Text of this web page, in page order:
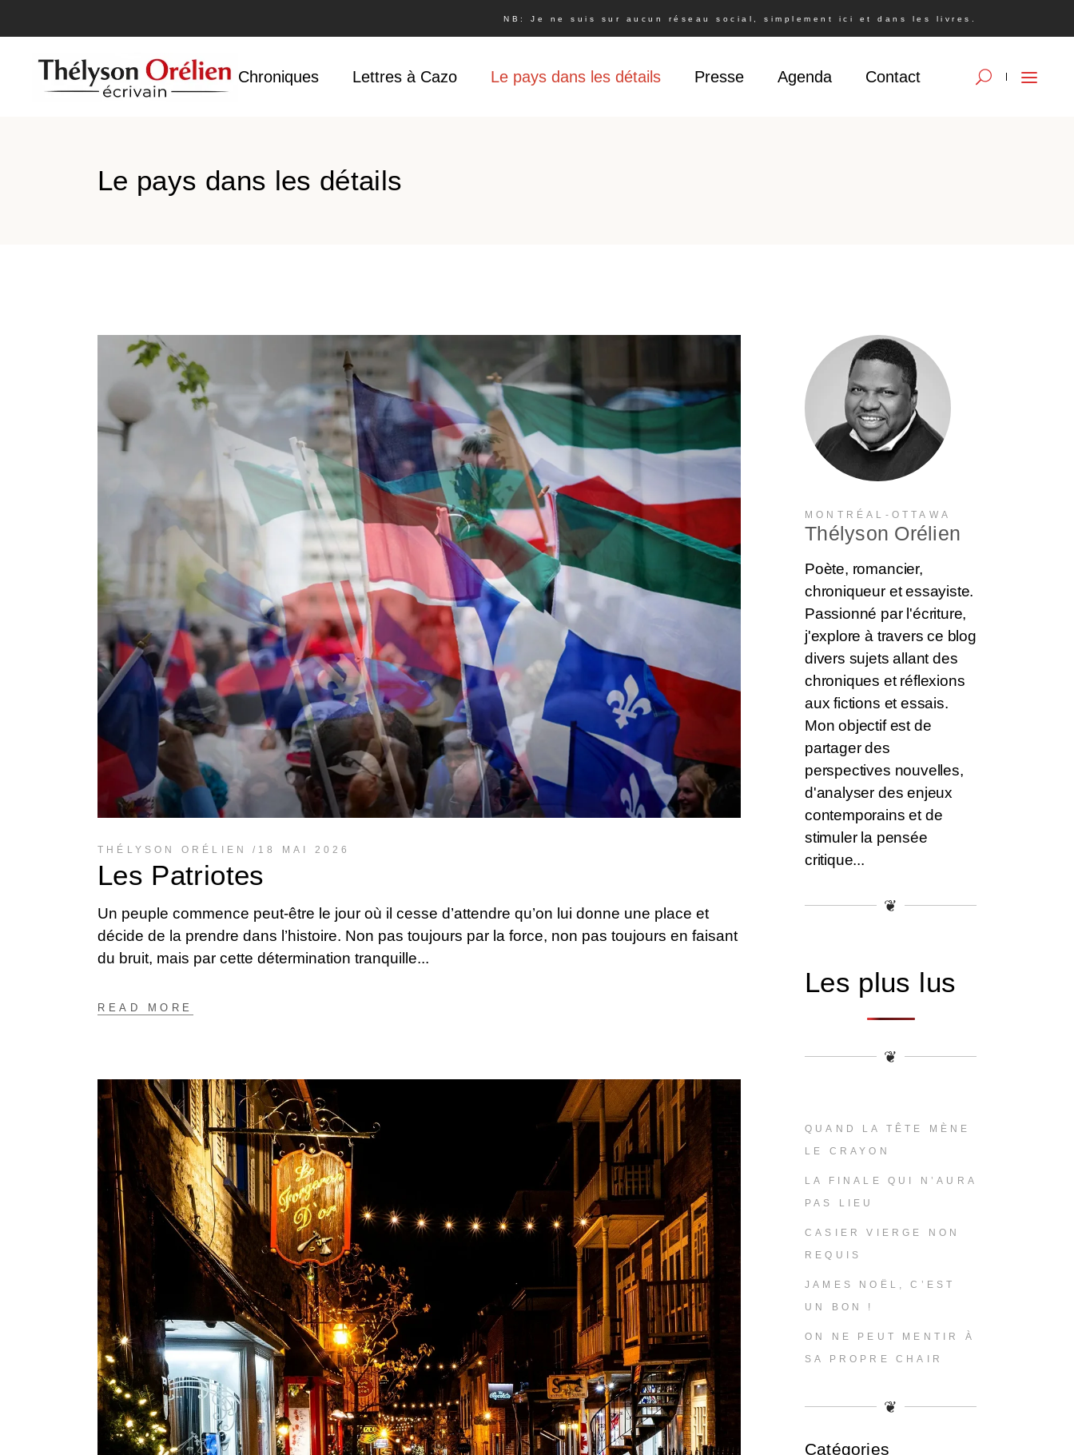
NB: Je ne suis sur aucun réseau social, simplement ici et dans les livres.
Accueil Chroniques Lettres à Cazo Le pays dans les détails Presse Agenda Contact
Le pays dans les détails
THÉLYSON ORÉLIEN 18 MAI 2026
Les Patriotes
Un peuple commence peut-être le jour où il cesse d’attendre qu’on lui donne une place et
décide de la prendre dans l’histoire. Non pas toujours par la force, non pas toujours en faisant
du bruit, mais par cette détermination tranquille
READ MORE
MONTRÉAL-OTTAWA
Thélyson Orélien
Poète, romancier,
chroniqueur et essayiste.
Passionné par l'écriture,
j'explore à travers ce blog
divers sujets allant des
chroniques et réflexions
aux fictions et essais.
Mon objectif est de
partager des
perspectives nouvelles,
d'analyser des enjeux
contemporains et de
stimuler la pensée
critique...
❦
Les plus lus
❦
QUAND LA TÊTE MÈNE
LE CRAYON
LA FINALE QUI N’AURA
PAS LIEU
CASIER VIERGE NON
REQUIS
JAMES NOËL, C’EST
UN BON !
ON NE PEUT MENTIR À
SA PROPRE CHAIR
❦
Catégories